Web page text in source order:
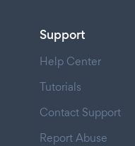
Support
Help Center
Tutorials
Contact Support
Report Abuse